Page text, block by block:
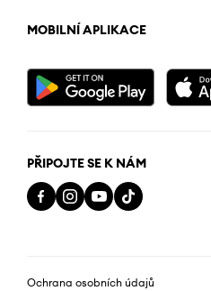
MOBILNÍ APLIKACE
PŘIPOJTE SE K NÁM
Ochrana osobních údajů